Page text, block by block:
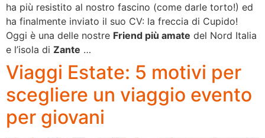
ha più resistito al nostro fascino (come darle torto!) ed
ha finalmente inviato il suo CV: la freccia di Cupido!
Oggi è una delle nostre Friend più amate del Nord Italia
e l’isola di Zante …
Viaggi Estate: 5 motivi per
scegliere un viaggio evento
per giovani